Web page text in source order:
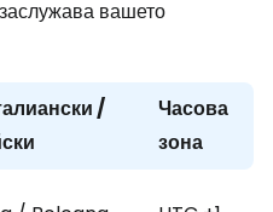
вашето
/
Часова
зона